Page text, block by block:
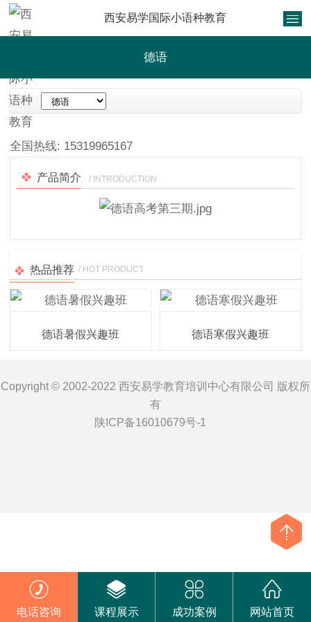
西安易学国际小语种教育
德语
全国热线: 15319965167
产品简介 / INTRODUCTION
热品推荐 / HOT PRODUCT
德语暑假兴趣班 德语寒假兴趣班
Copyright © 2002-2022 西安易学教育培训中心有限公司 版权所
有
陕ICP备16010679号-1
电话咨询 课程展示 成功案例 网站首页